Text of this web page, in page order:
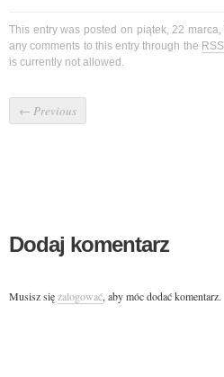
This entry was posted on piątek, 22
any comments to this entry through the
is currently not allowed.
← Previous
Dodaj komentarz
Musisz sięzalogować, aby móc dodać komentarz.